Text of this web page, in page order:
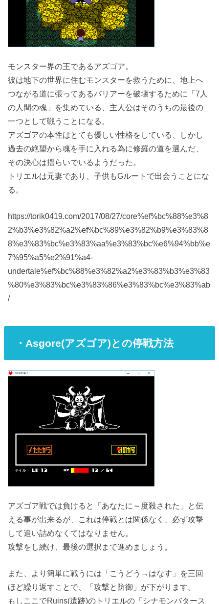
モンスター界の王であるアズゴア。
彼は地下の世界に住むモンスターを救うために、地上へ
つながる道に張ってあるバリアーを破壊するために「7人
の人間の魂」を集めている、主人公はそのうちの最後の
一つとして戦うことになる。
アズゴアの本性はとても優しい性格をしている、しかし
過去の絶望から魂を手に入れる為に修羅の道を選んだ、
その決心は揺らいでいるようだった。
トリエルは元妻であり、子供もGルートで出会うことにな
る。
https://torik0419.com/2017/08/27/core%ef%bc%88%e3%8
2%b3%e3%82%a2%ef%bc%89%e3%82%b9%e3%83%8
8%e3%83%bc%e3%83%aa%e3%83%bc%e6%94%bb%e
7%95%a5%e2%91%a4-
undertale%ef%bc%88%e3%82%a2%e3%83%b3%e3%83
%80%e3%83%bc%e3%83%86%e3%83%bc%e3%83%ab
/
・Asgore(アズゴア)との停戦方法
アズゴア戦では負けると「あなたに～度殺された」と伝
える事が出来るが、これは停戦とは関係なく、必ず攻撃
して追い詰めなくてはなりません。
攻撃をし続け、最後の選択まで進めましょう。
また、より簡単に戦うには「こうどう→はなす」を三回
ほど繰り返すことで、「攻撃と防御」が下がります。
もしここでRuins(遺跡)のトリエルの「シナモンバタース